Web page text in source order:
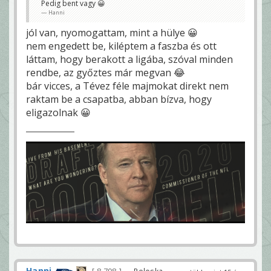
Pedig bent vagy 😀
Hanni
jól van, nyomogattam, mint a hülye 😀
nem engedett be, kiléptem a faszba és ott
láttam, hogy berakott a ligába, szóval minden
rendbe, az győztes már megvan 😂
bár vicces, a Tévez féle majmokat direkt nem
raktam be a csapatba, abban bízva, hogy
eligazolnak 😀